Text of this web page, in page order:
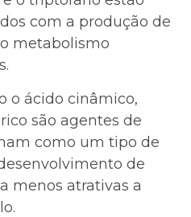
com a produção de
metabolismo
o ácido cinâmico,
são agentes de
como um tipo de
de
menos atrativas a